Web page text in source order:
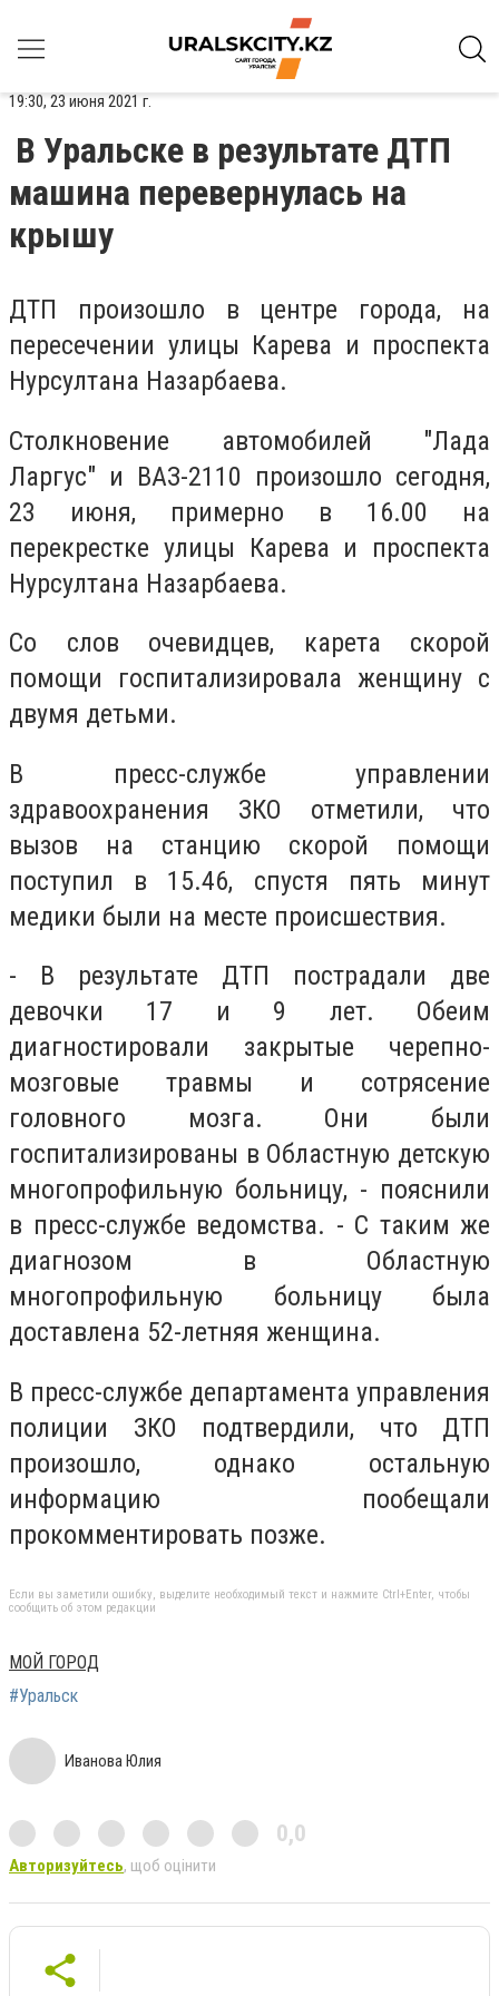
19:30, 23 июня 2021 г.
В Уральске в результате ДТП
машина перевернулась на
крышу
ДТП произошло в центре города, на
пересечении улицы Карева и проспекта
Нурсултана Назарбаева.
Столкновение автомобилей "Лада
Ларгус" и ВАЗ-2110 произошло сегодня,
23 июня, примерно в 16.00 на
перекрестке улицы Карева и проспекта
Нурсултана Назарбаева.
Со слов очевидцев, карета скорой
помощи госпитализировала женщину с
двумя детьми.
В пресс-службе управлении
здравоохранения ЗКО отметили, что
вызов на станцию скорой помощи
поступил в 15.46, спустя пять минут
медики были на месте происшествия.
- В результате ДТП пострадали две
девочки 17 и 9 лет. Обеим
диагностировали закрытые черепно-
мозговые травмы и сотрясение
головного мозга. Они были
госпитализированы в Областную детскую
многопрофильную больницу, - пояснили
в пресс-службе ведомства. - С таким же
диагнозом в Областную
многопрофильную больницу была
доставлена 52-летняя женщина.
В пресс-службе департамента управления
полиции ЗКО подтвердили, что ДТП
произошло, однако остальную
информацию пообещали
прокомментировать позже.
Если вы заметили ошибку, выделите необходимый текст и нажмите Ctrl+Enter, чтобы
сообщить об этом редакции
МОЙ ГОРОД
#Уральск
Иванова Юлия
0,0
Авторизуйтесь, щоб оцінити